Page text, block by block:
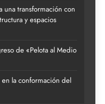
una transformación con
y espacios
de «Pelota al Medio
la conformación del